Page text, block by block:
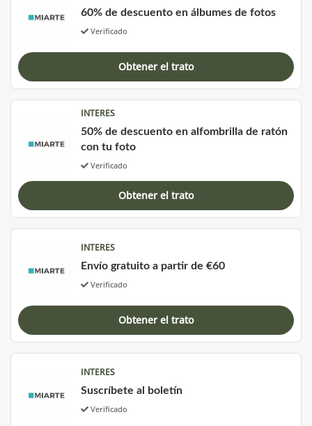
60% de descuento en álbumes de fotos
Verificado
Obtener el trato
INTERES
50% de descuento en alfombrilla de ratón
con tu foto
Verificado
Obtener el trato
INTERES
Envío gratuito a partir de €60
Verificado
Obtener el trato
INTERES
Suscríbete al boletín
Verificado